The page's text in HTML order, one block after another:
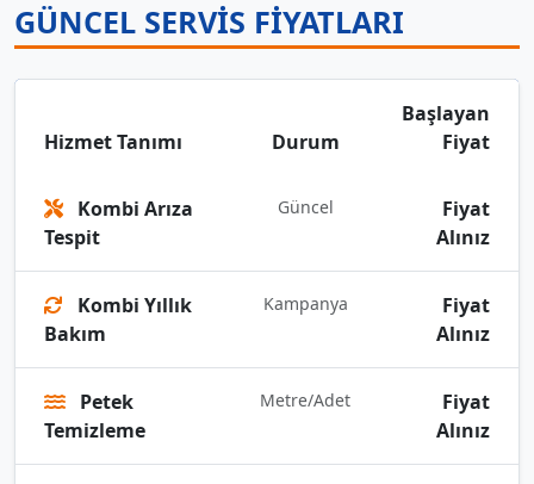
GÜNCEL SERVİS FİYATLARI
Hizmet Tanımı Durum
Başlayan
Fiyat
Kombi Arıza
Tespit
Güncel
Fiyat
Alınız
Kombi Yıllık
Bakım
Kampanya
Fiyat
Alınız
Petek
Temizleme
Metre/Adet
Fiyat
Alınız